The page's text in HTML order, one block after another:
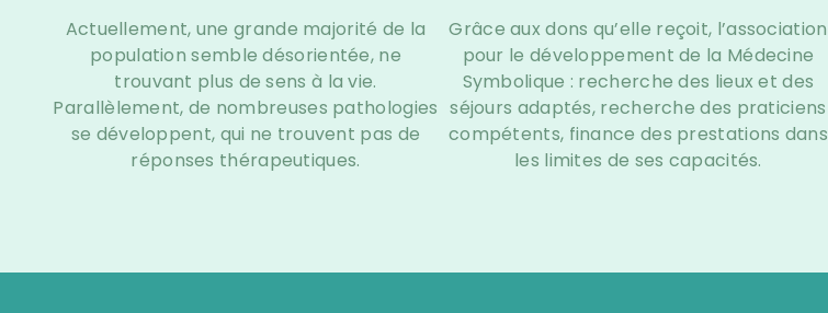
Actuellement, une grande majorité de la
population semble désorientée, ne
trouvant plus de sens à la vie.
Parallèlement, de nombreuses pathologies
se développent, qui ne trouvent pas de
réponses thérapeutiques.
Grâce aux dons qu’elle reçoit, l’association
pour le développement de la Médecine
Symbolique : recherche des lieux et des
séjours adaptés, recherche des praticiens
compétents, finance des prestations dans
les limites de ses capacités.